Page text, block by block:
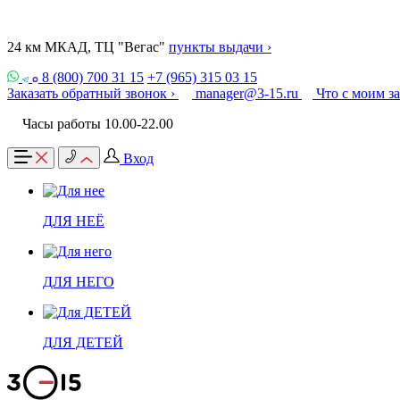
24 км МКАД, ТЦ "Вегас" пункты выдачи ›
8 (800) 700 31 15 +7 (965) 315 03 15
Заказать обратный звонок ›
manager@3-15.ru
Что с моим
Часы работы 10.00-22.00
Вход
ДЛЯ НЕЁ
ДЛЯ НЕГО
ДЛЯ ДЕТЕЙ